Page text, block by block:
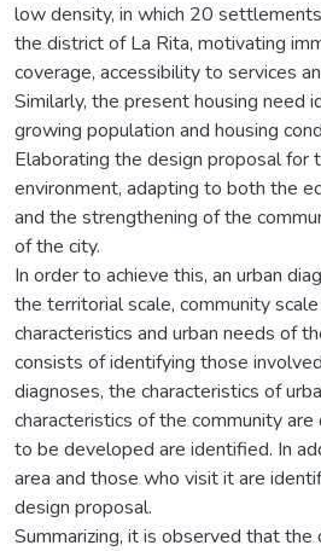
low density, in which 20
the district of La Rita, motivating
coverage, accessibility to services
Similarly, the present housing need
growing population and housing
Elaborating the design proposal for
environment, adapting to both the
and the strengthening of the
of the city.
In order to achieve this, an urban
the territorial scale, community
characteristics and urban needs of
consists of identifying those
diagnoses, the characteristics of
characteristics of the community
to be developed are identified. In
area and those who visit it are
design proposal.
Summarizing, it is observed that